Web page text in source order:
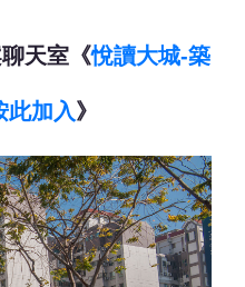
天室《悅讀大城-築
此加入 》